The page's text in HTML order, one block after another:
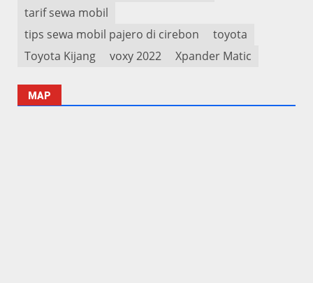
tarif sewa mobil
tips sewa mobil pajero di cirebon
toyota
Toyota Kijang
voxy 2022 Xpander Matic
MAP